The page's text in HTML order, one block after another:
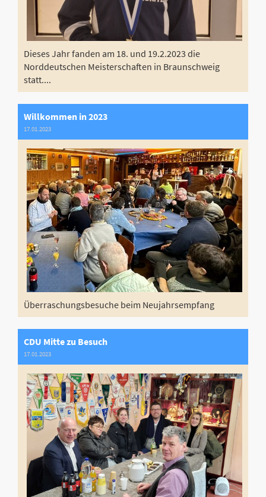
Dieses Jahr fanden am 18. und 19.2.2023 die
Norddeutschen Meisterschaften in Braunschweig
statt....
Willkommen in 2023
17.01.2023
Überraschungsbesuche beim Neujahrsempfang
CDU Mitte zu Besuch
17.01.2023